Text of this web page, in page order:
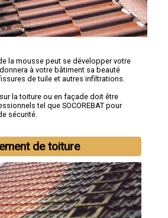
la mousse peut se développer votre
à votre bâtiment sa beauté
de tuile et autres infiltrations.
la toiture ou en façade doit être
tel que SOCOREBAT pour
sécurité.
de toiture